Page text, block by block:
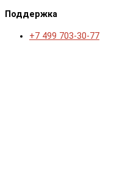
Поддержка
+7 499 703-30-77